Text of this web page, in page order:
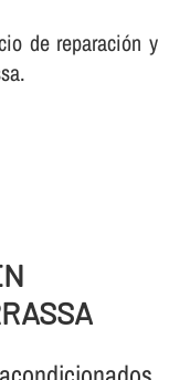
de reparación y